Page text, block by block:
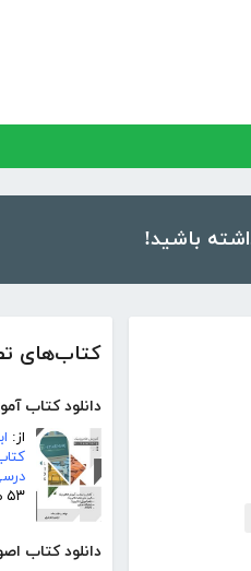
کتاب‌های
دانلود کتاب
از:
۵۳ صفحه
دانلود کتاب